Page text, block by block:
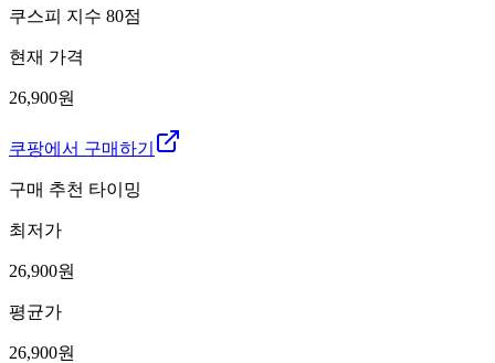
쿠스피 지수 80점
현재 가격
26,900원
쿠팡에서 구매하기
구매 추천 타이밍
최저가
26,900원
평균가
26,900원